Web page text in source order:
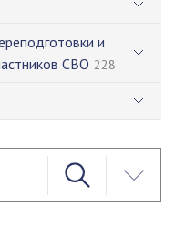
и
СВО 228